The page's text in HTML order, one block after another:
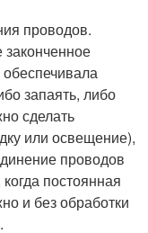
проводов.
законченное
запаять, либо
сделать
или освещение),
проводов
постоянная
и без обработки